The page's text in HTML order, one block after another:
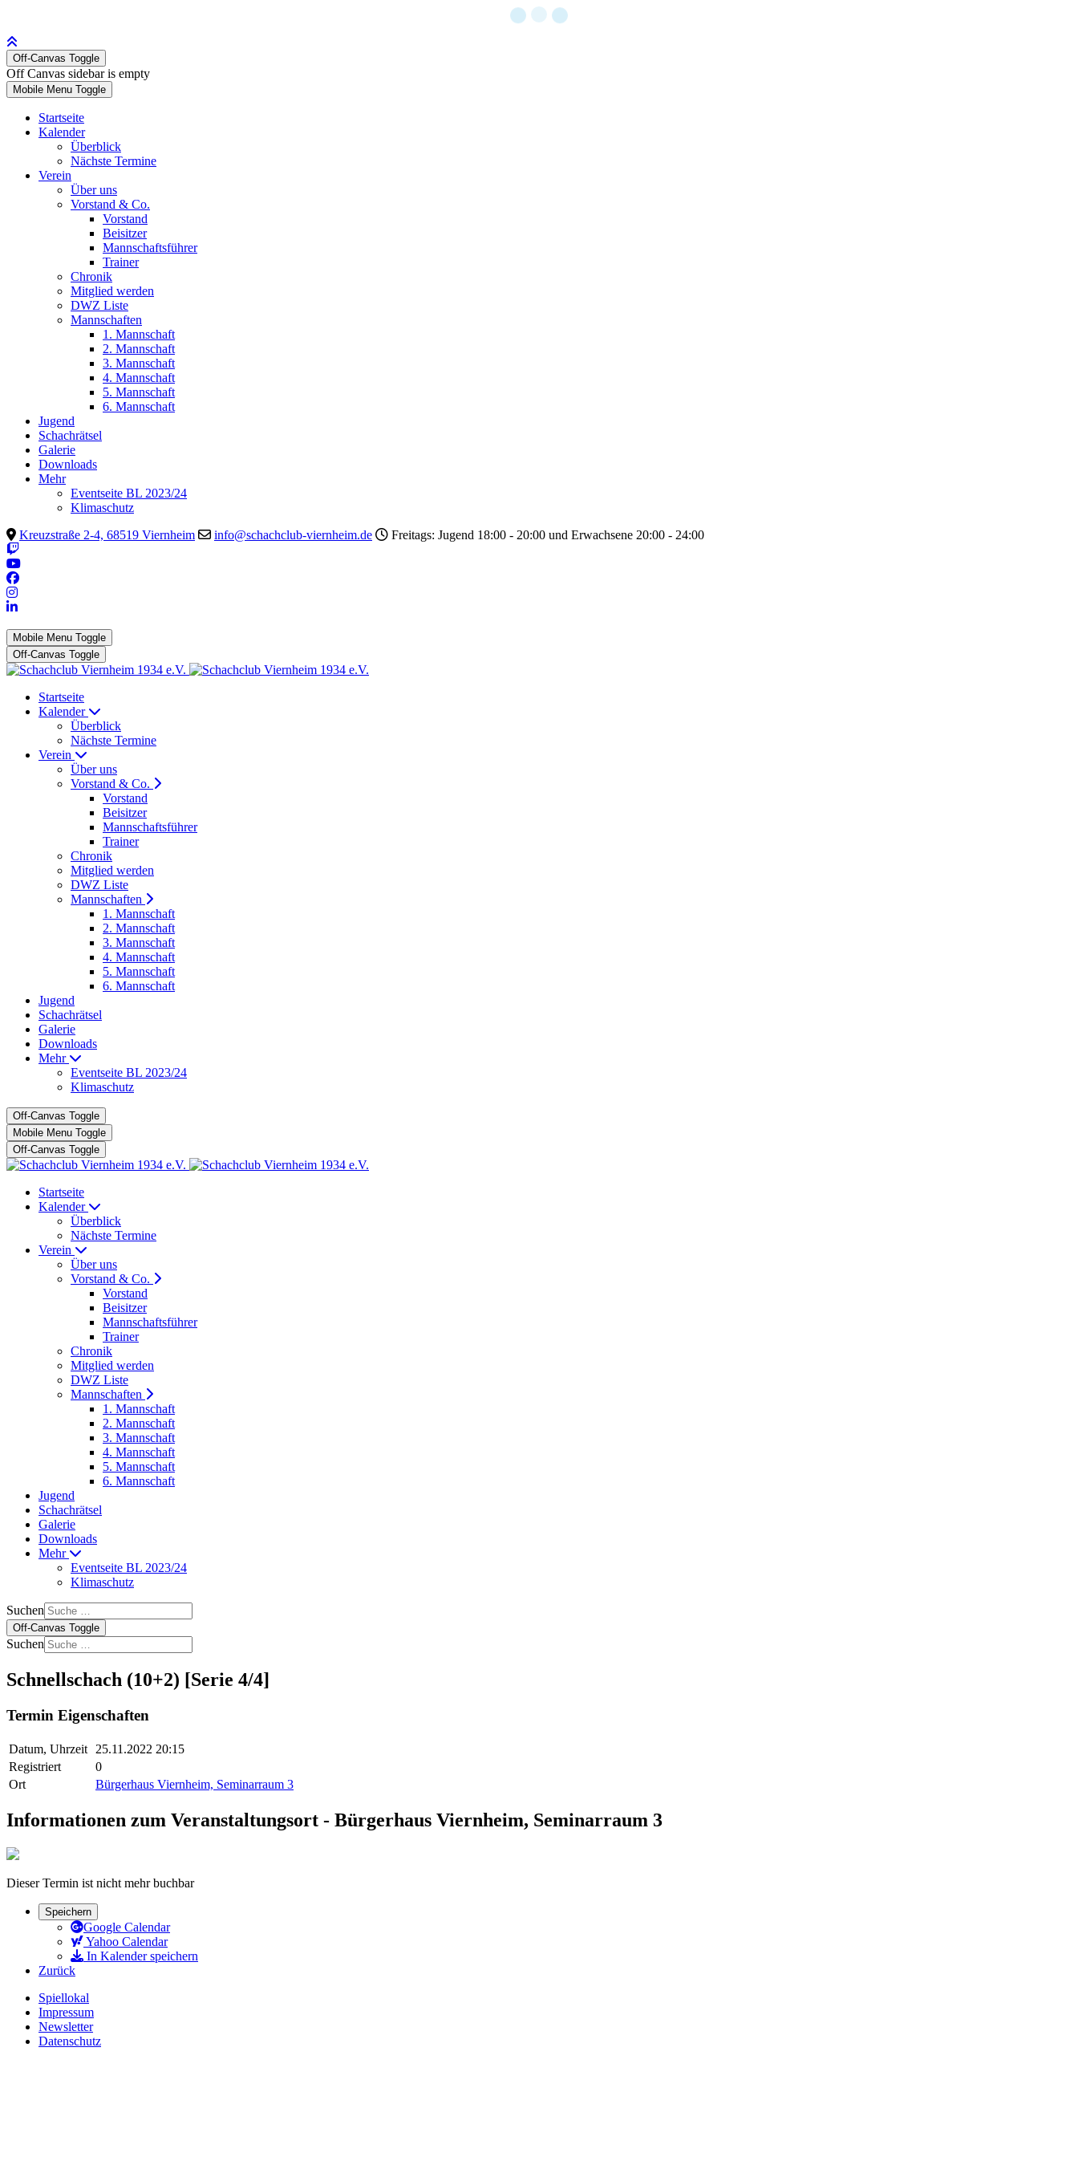
Off-Canvas Toggle
Off Canvas sidebar is empty
Mobile Menu Toggle
Startseite
Kalender
Überblick
Nächste Termine
Verein
Über uns
Vorstand & Co.
Vorstand
Beisitzer
Mannschaftsführer
Trainer
Chronik
Mitglied werden
DWZ Liste
Mannschaften
1. Mannschaft
2. Mannschaft
3. Mannschaft
4. Mannschaft
5. Mannschaft
6. Mannschaft
Jugend
Schachrätsel
Galerie
Downloads
Mehr
Eventseite BL 2023/24
Klimaschutz
Kreuzstraße 2-4, 68519 Viernheim
info@schachclub-viernheim.de Freitags: Jugend 18:00 - 20:00 und Erwachsene 20:00 - 24:00
Mobile Menu Toggle
Off-Canvas Toggle
Startseite
Kalender
Überblick
Nächste Termine
Verein
Über uns
Vorstand & Co.
Vorstand
Beisitzer
Mannschaftsführer
Trainer
Chronik
Mitglied werden
DWZ Liste
Mannschaften
1. Mannschaft
2. Mannschaft
3. Mannschaft
4. Mannschaft
5. Mannschaft
6. Mannschaft
Jugend
Schachrätsel
Galerie
Downloads
Mehr
Eventseite BL 2023/24
Klimaschutz
Off-Canvas Toggle
Mobile Menu Toggle
Off-Canvas Toggle
Startseite
Kalender
Überblick
Nächste Termine
Verein
Über uns
Vorstand & Co.
Vorstand
Beisitzer
Mannschaftsführer
Trainer
Chronik
Mitglied werden
DWZ Liste
Mannschaften
1. Mannschaft
2. Mannschaft
3. Mannschaft
4. Mannschaft
5. Mannschaft
6. Mannschaft
Jugend
Schachrätsel
Galerie
Downloads
Mehr
Eventseite BL 2023/24
Klimaschutz
Suchen
Off-Canvas Toggle
Suchen
Schnellschach (10+2) [Serie 4/4]
Termin Eigenschaften
Datum, Uhrzeit
25.11.2022 20:15
Registriert
0
Ort
Bürgerhaus Viernheim, Seminarraum 3
Informationen zum Veranstaltungsort - Bürgerhaus Viernheim, Seminarraum 3
Dieser Termin ist nicht mehr buchbar
Speichern
Google Calendar
Yahoo Calendar
In Kalender speichern
Zurück
Spiellokal
Impressum
Newsletter
Datenschutz